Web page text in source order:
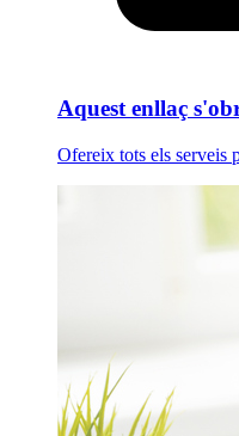
Aquest enllaç
Ofereix tots els serveis